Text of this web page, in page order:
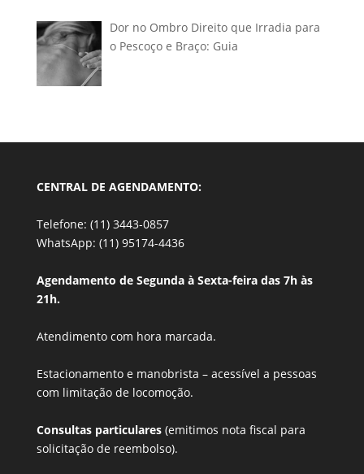
Dor no Ombro Direito que Irradia para
o Pescoço e Braço: Guia
CENTRAL DE AGENDAMENTO:
Telefone: (11) 3443-0857
WhatsApp: (11) 95174-4436
Agendamento de Segunda à Sexta-feira das 7h às
21h.
Atendimento com hora marcada.
Estacionamento e manobrista – acessível a pessoas
com limitação de locomoção.
Consultas particulares (emitimos nota fiscal para
solicitação de reembolso).